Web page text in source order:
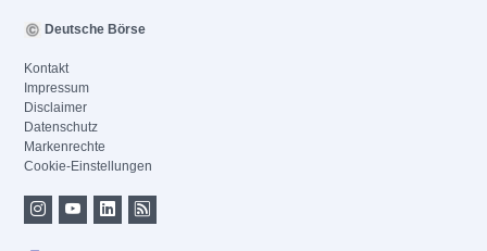
Deutsche Börse
Kontakt
Impressum
Disclaimer
Datenschutz
Markenrechte
Cookie-Einstellungen